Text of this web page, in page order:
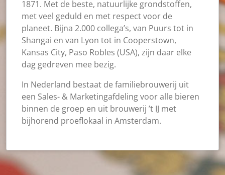
1871. Met de beste, natuurlijke grondstoffen,
met veel geduld en met respect voor de
planeet. Bijna 2.000 collega’s, van Puurs tot in
Shangai en van Lyon tot in Cooperstown,
Kansas City, Paso Robles (USA), zijn daar elke
dag gedreven mee bezig.
In Nederland bestaat de familiebrouwerij uit
een Sales- & Marketingafdeling voor alle bieren
binnen de groep en uit brouwerij ’t IJ met
bijhorend proeflokaal in Amsterdam.